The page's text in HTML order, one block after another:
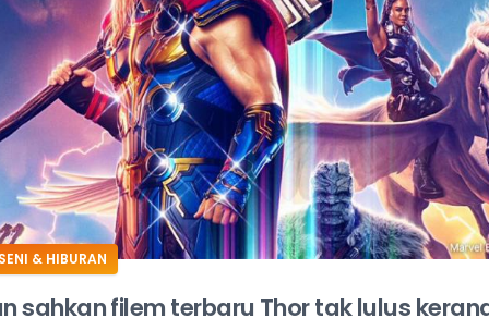
& HIBURAN
sahkan filem terbaru Thor tak lulus